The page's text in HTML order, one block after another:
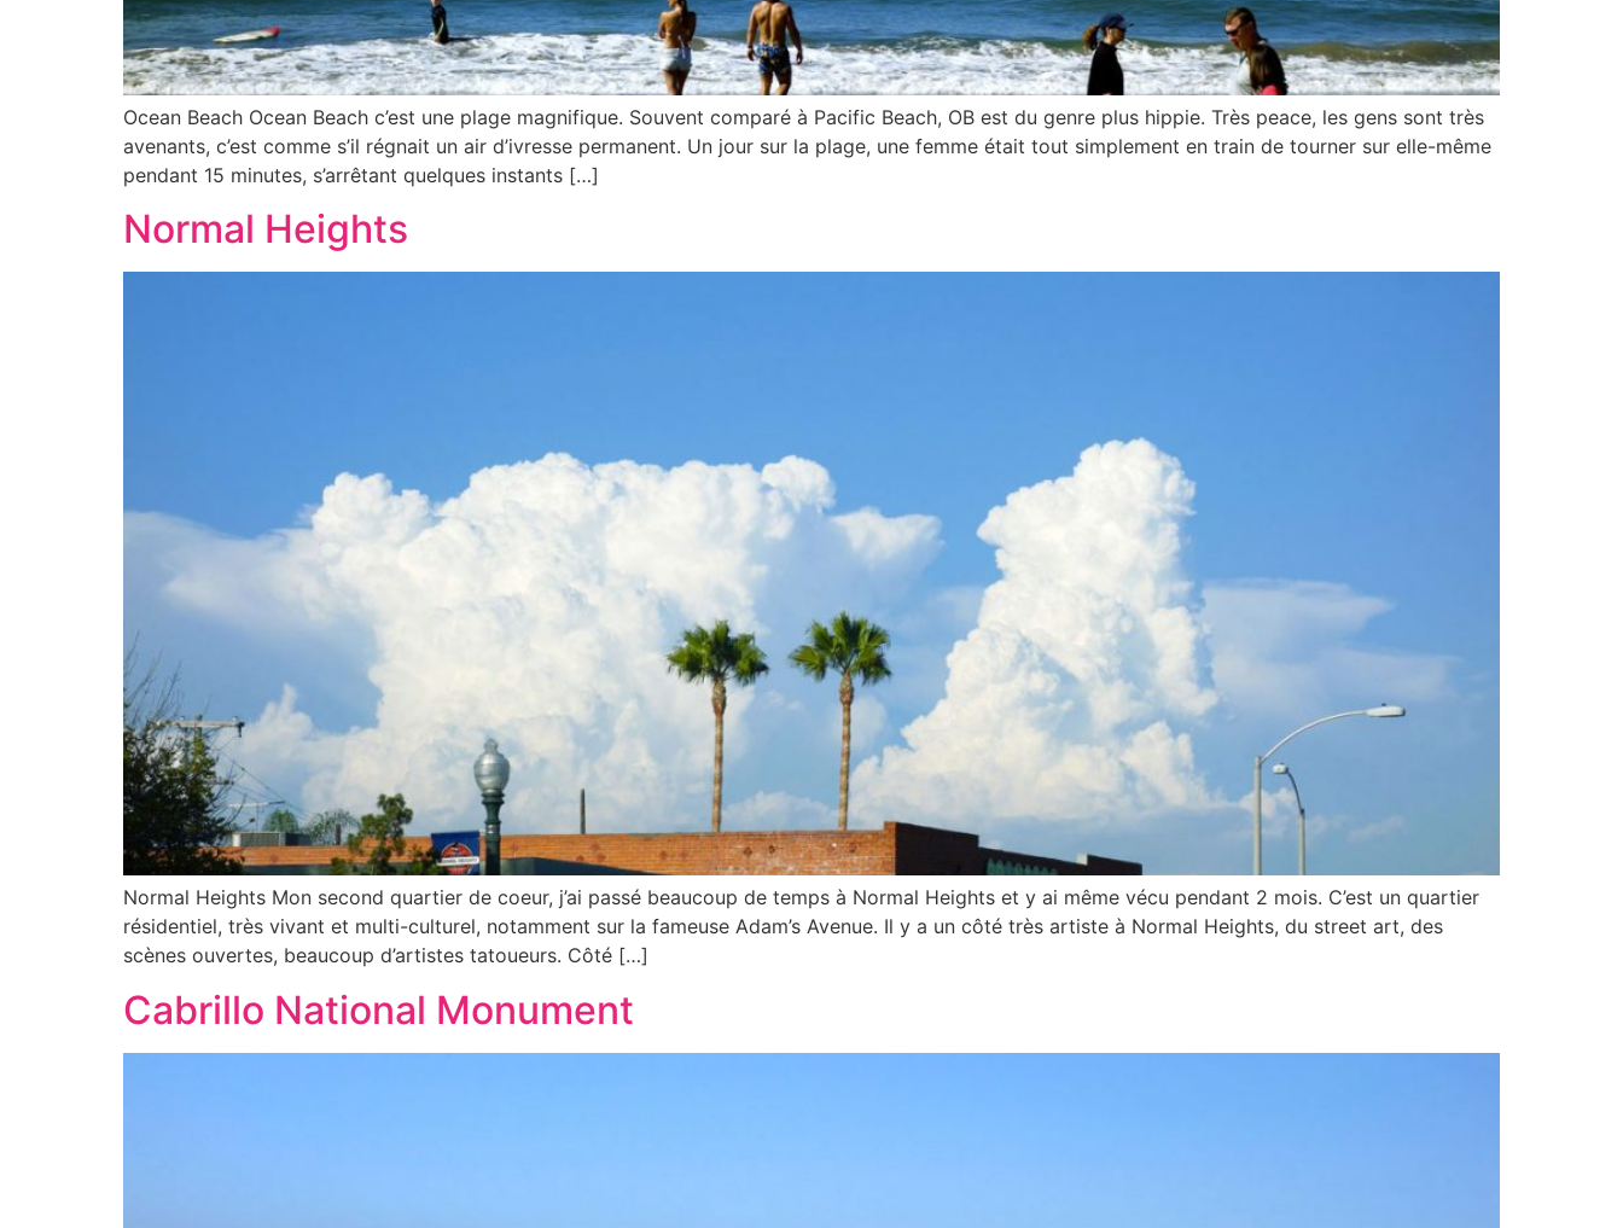
Ocean Beach Ocean Beach c’est une plage magnifique. Souvent comparé à Pacific Beach, OB est du genre plus hippie. Très peace, les gens sont très
avenants, c’est comme s’il régnait un air d’ivresse permanent. Un jour sur la plage, une femme était tout simplement en train de tourner sur elle-même
pendant 15 minutes, s’arrêtant quelques instants […]
Normal Heights
Normal Heights Mon second quartier de coeur, j’ai passé beaucoup de temps à Normal Heights et y ai même vécu pendant 2 mois. C’est un quartier
résidentiel, très vivant et multi-culturel, notamment sur la fameuse Adam’s Avenue. Il y a un côté très artiste à Normal Heights, du street art, des
scènes ouvertes, beaucoup d’artistes tatoueurs. Côté […]
Cabrillo National Monument